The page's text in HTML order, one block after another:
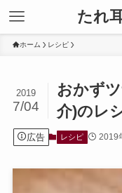
たれ
ホーム レシピ
おかず
介)のレ
2019
7/04
広告 レシピ 2019